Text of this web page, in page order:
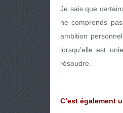
Je sais que
ne comprends
ambition
lorsqu’elle est
résoudre.
C’est également